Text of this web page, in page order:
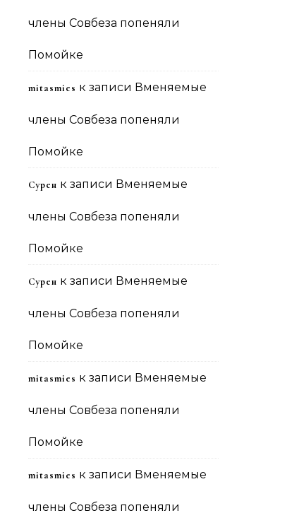
члены Совбеза попеняли
Помойке
mitasmies к записи Вменяемые
члены Совбеза попеняли
Помойке
Сурен к записи Вменяемые
члены Совбеза попеняли
Помойке
Сурен к записи Вменяемые
члены Совбеза попеняли
Помойке
mitasmies к записи Вменяемые
члены Совбеза попеняли
Помойке
mitasmies к записи Вменяемые
члены Совбеза попеняли